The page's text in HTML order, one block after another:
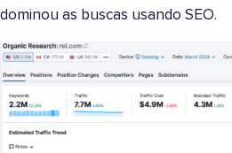
dominou as buscas usando SEO.